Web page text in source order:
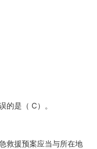
的是（ C）。
救援预案应当与所在地